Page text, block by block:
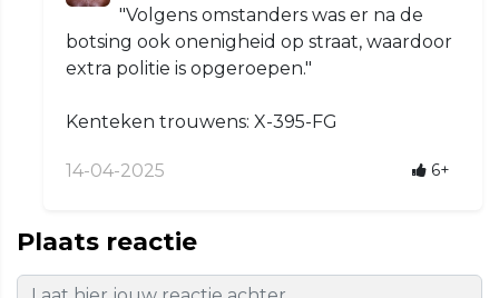
"Volgens omstanders was er na de
botsing ook onenigheid op straat, waardoor
extra politie is opgeroepen."
Kenteken trouwens: X-395-FG
14-04-2025 6+
Plaats reactie